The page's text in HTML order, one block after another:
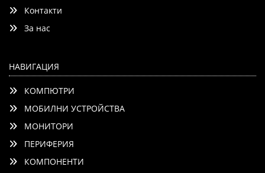
Контакти
За нас
НАВИГАЦИЯ
КОМПЮТРИ
МОБИЛНИ УСТРОЙСТВА
МОНИТОРИ
ПЕРИФЕРИЯ
КОМПОНЕНТИ